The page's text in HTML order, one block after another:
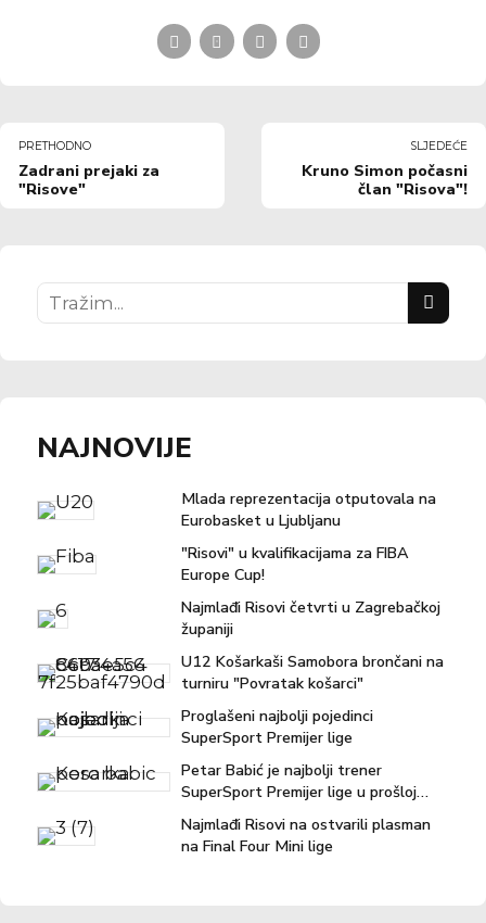
PRETHODNO
Zadrani prejaki za
"Risove"
SLJEDEĆE
Kruno Simon počasni
član "Risova"!
NAJNOVIJE
Mlada reprezentacija otputovala na
Eurobasket u Ljubljanu
"Risovi" u kvalifikacijama za FIBA
Europe Cup!
Najmlađi Risovi četvrti u Zagrebačkoj
županiji
U12 Košarkaši Samobora brončani na
turniru "Povratak košarci"
Proglašeni najbolji pojedinci
SuperSport Premijer lige
Petar Babić je najbolji trener
SuperSport Premijer lige u prošloj
sezoni!
Najmlađi Risovi na ostvarili plasman
na Final Four Mini lige